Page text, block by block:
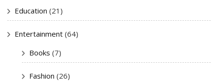
Education (21)
Entertainment (64)
Books (7)
Fashion (26)